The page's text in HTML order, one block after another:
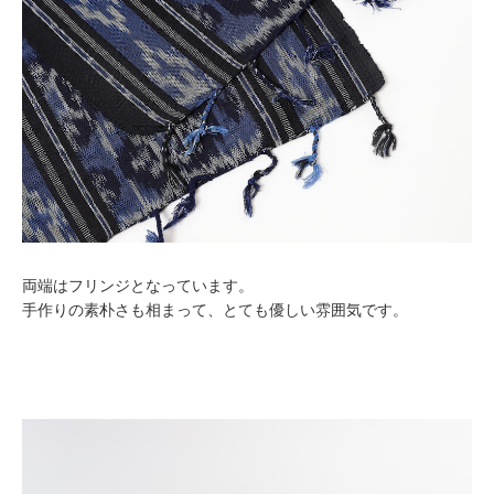
両端はフリンジとなっています。
手作りの素朴さも相まって、とても優しい雰囲気です。